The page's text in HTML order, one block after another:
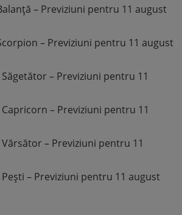
– Previziuni pentru 11 august
– Previziuni pentru 11 august
– Previziuni pentru 11
– Previziuni pentru 11
– Previziuni pentru 11
– Previziuni pentru 11 august